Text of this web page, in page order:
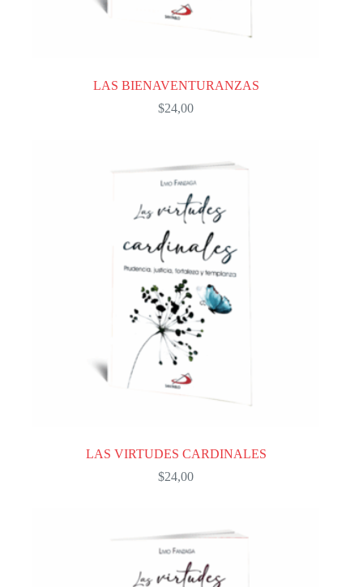
LAS BIENAVENTURANZAS
$24,00
LAS VIRTUDES CARDINALES
$24,00